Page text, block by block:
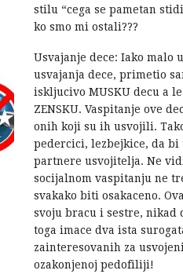
stilu “cega se pametan
ko smo mi ostali???
Usvajanje dece: Iako malo
usvajanja dece, primetio
iskljucivo MUSKU decu a
ZENSKU. Vaspitanje ove
onih koji su ih usvojili.
pedercici, lezbejkice, da
partnere usvojitelja. Ne
socijalnom vaspitanju ne
svakako biti osakaceno.
svoju bracu i sestre, nikad
toga imace dva ista
zainteresovanih za
ozakonjenoj pedofiliji!